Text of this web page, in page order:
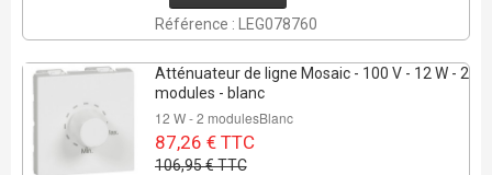
Référence : LEG078760
Atténuateur de ligne Mosaic - 100 V - 12 W - 2
modules - blanc
12 W - 2 modulesBlanc
87,26 € TTC
106,95 € TTC